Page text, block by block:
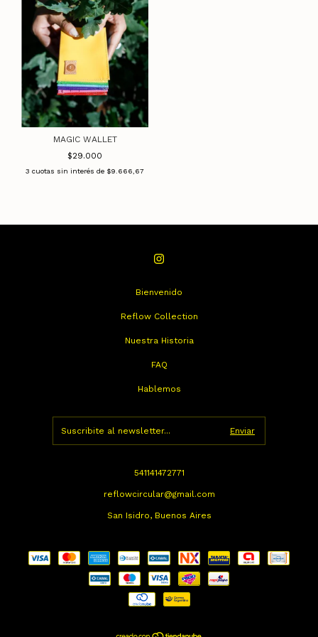
MAGIC WALLET
$29.000
3 cuotas sin interés de $9.666,67
Bienvenido
Reflow Collection
Nuestra Historia
FAQ
Hablemos
541141472771
reflowcircular@gmail.com
San Isidro, Buenos Aires